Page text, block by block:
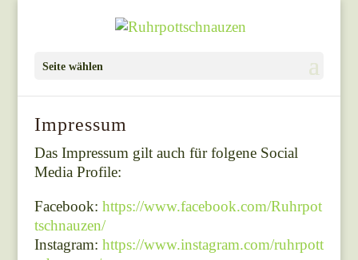
Seite wählen
Impressum
Das Impressum gilt auch für folgene Social
Media Profile:
Facebook: https://www.facebook.com/Ruhrpot
tschnauzen/
Instagram: https://www.instagram.com/ruhrpott